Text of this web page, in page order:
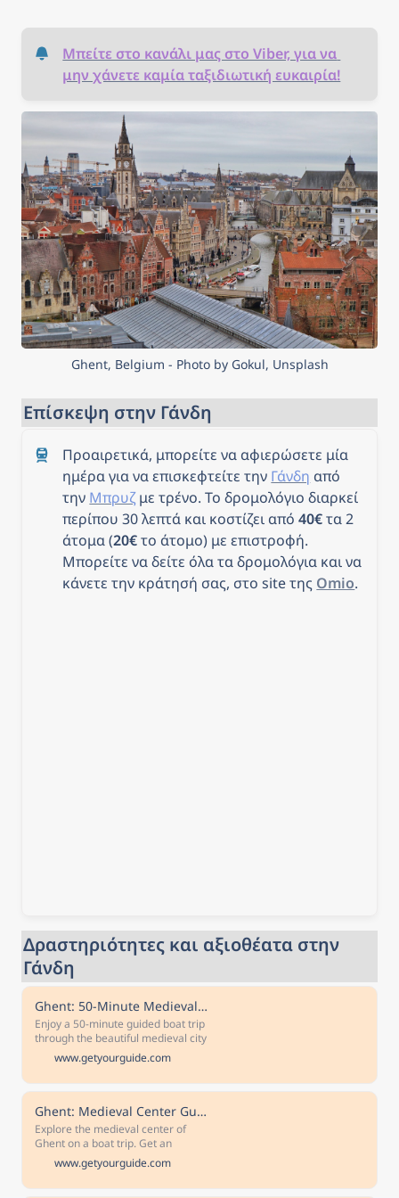
Μπείτε στο κανάλι μας στο Viber, για να
μην χάνετε καμία ταξιδιωτική ευκαιρία!
Ghent, Belgium - Photo by Gokul, Unsplash
Επίσκεψη στην Γάνδη
Προαιρετικά, μπορείτε να αφιερώσετε μία
ημέρα για να επισκεφτείτε την Γάνδη από
την Μπρυζ με τρένο. Το δρομολόγιο διαρκεί
περίπου 30 λεπτά και κοστίζει από 40€ τα 2
άτομα (20€ το άτομο) με επιστροφή.
Μπορείτε να δείτε όλα τα δρομολόγια και να
κάνετε την κράτησή σας, στο site της Omio.
Δραστηριότητες και αξιοθέατα στην
Γάνδη
Ghent: 50-Minute Medieval Center Guided Boat Trip
Enjoy a 50-minute guided boat trip
through the beautiful medieval city
center of Ghent to discover its
most glorious sites. Free
cancellation Cancel up to 24 hours
in advance for a full refund
Reserve now & pay later Keep your
travel plans flexible - book your
spot and pay nothing today.
www.getyourguide.com
Ghent: Medieval Center Guided Boat Tour
Explore the medieval center of
Ghent on a boat trip. Get an
introduction to the city's main
attractions and learn about its
history from your professional
www.getyourguide.com